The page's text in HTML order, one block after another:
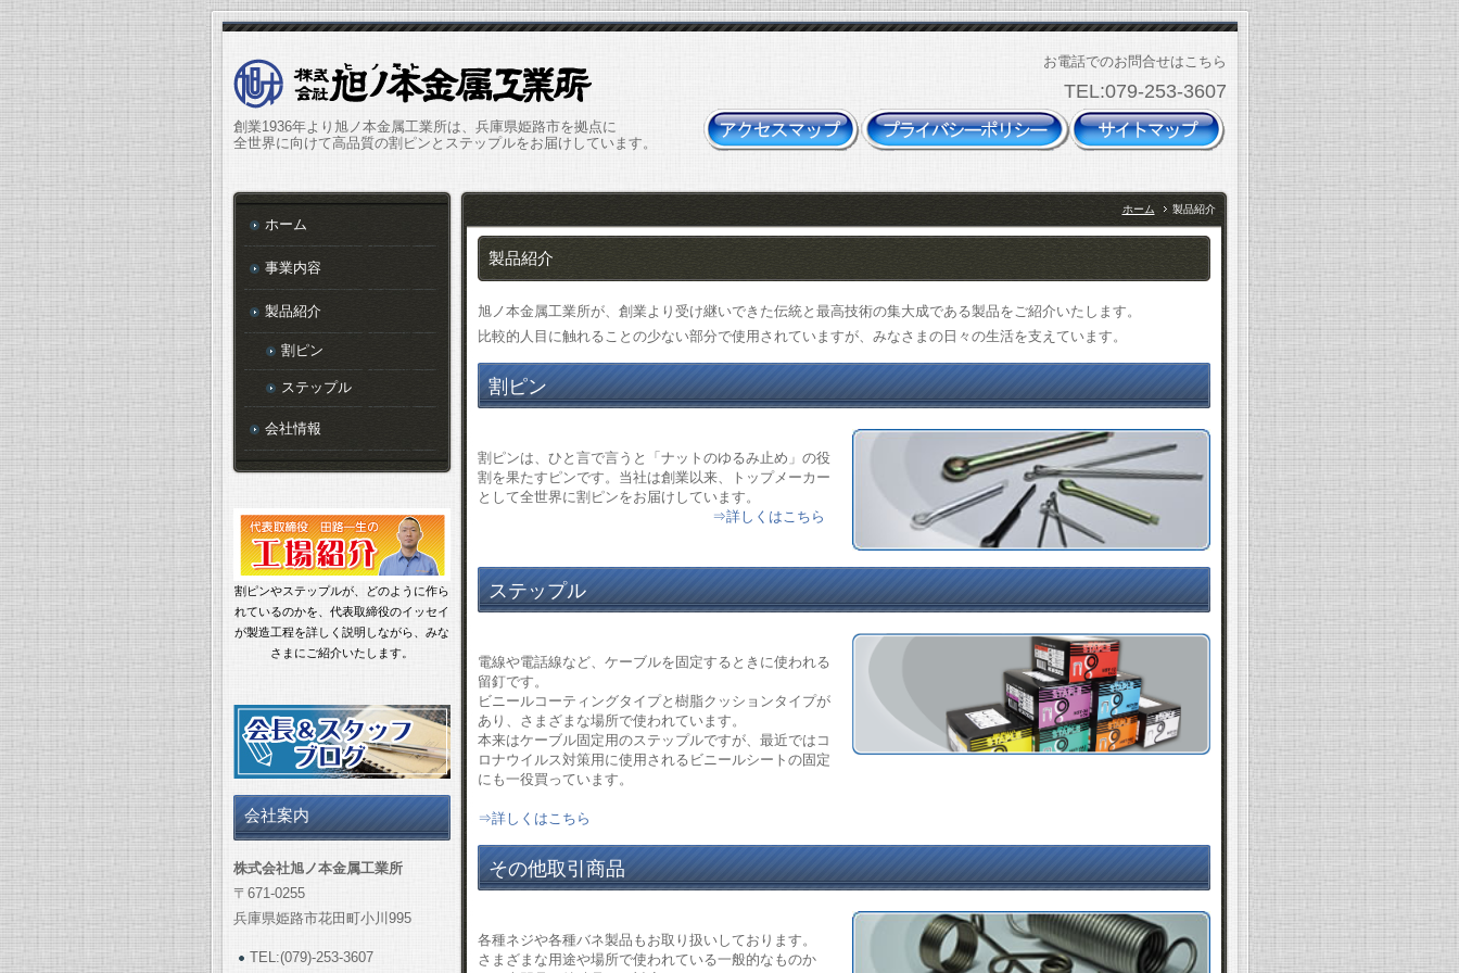
創業1936年より旭ノ本金属工業所は、兵庫県姫路市を拠点に
全世界に向けて高品質の割ピンとステップルをお届けしています。
お電話でのお問合せはこちら
TEL:079-253-3607
ホーム 製品紹介
製品紹介
旭ノ本金属工業所が、創業より受け継いできた伝統と最高技術の集大成である製品をご紹介いたします。
比較的人目に触れることの少ない部分で使用されていますが、みなさまの日々の生活を支えています。
割ピン
割ピンは、ひと言で言うと「ナットのゆるみ止め」の役
割を果たすピンです。当社は創業以来、トップメーカー
として全世界に割ピンをお届けしています。
⇒詳しくはこちら
ステップル
電線や電話線など、ケーブルを固定するときに使われる
留釘です。
ビニールコーティングタイプと樹脂クッションタイプが
あり、さまざまな場所で使われています。
本来はケーブル固定用のステップルですが、最近ではコ
ロナウイルス対策用に使用されるビニールシートの固定
にも一役買っています。
⇒詳しくはこちら
その他取引商品
各種ネジや各種バネ製品もお取り扱いしております。
さまざまな用途や場所で使われている一般的なものか
ホーム
事業内容
製品紹介
割ピン
ステップル
会社情報
割ピンやステップルが、どのように作ら
れているのかを 、代表取締役のイッセイ
が製造工程を詳しく説明しながら、みな
さまにご紹介いたします。
会社案内
株式会社旭ノ本金属工業所
〒671-0255
兵庫県姫路市花田町小川995
TEL:(079)-253-3607